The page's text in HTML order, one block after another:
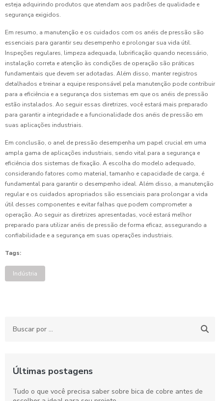
esteja adquirindo produtos que atendam aos padrões de qualidade e
segurança exigidos.
Em resumo, a manutenção e os cuidados com os anéis de pressão são
essenciais para garantir seu desempenho e prolongar sua vida útil.
Inspeções regulares, limpeza adequada, lubrificação quando necessário,
instalação correta e atenção às condições de operação são práticas
fundamentais que devem ser adotadas. Além disso, manter registros
detalhados e treinar a equipe responsável pela manutenção pode contribuir
para a eficiência e a segurança dos sistemas em que os anéis de pressão
estão instalados. Ao seguir essas diretrizes, você estará mais preparado
para garantir a integridade e a funcionalidade dos anéis de pressão em
suas aplicações industriais.
Em conclusão, o anel de pressão desempenha um papel crucial em uma
ampla gama de aplicações industriais, sendo vital para a segurança e
eficiência dos sistemas de fixação. A escolha do modelo adequado,
considerando fatores como material, tamanho e capacidade de carga, é
fundamental para garantir o desempenho ideal. Além disso, a manutenção
regular e os cuidados apropriados são essenciais para prolongar a vida
útil desses componentes e evitar falhas que podem comprometer a
operação. Ao seguir as diretrizes apresentadas, você estará melhor
preparado para utilizar anéis de pressão de forma eficaz, assegurando a
confiabilidade e a segurança em suas operações industriais.
Tags:
Indústria
Últimas postagens
Tudo o que você precisa saber sobre bica de cobre antes de